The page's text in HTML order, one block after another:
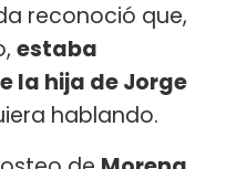
reconoció que,
estaba
la hija de Jorge
hablando.